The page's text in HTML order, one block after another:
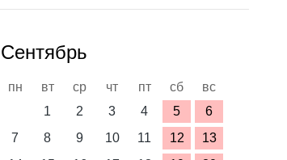
Сентябрь
пн вт ср чт пт сб
вс
1
2 3 4 5
6
7
8 9 10 11 12
13